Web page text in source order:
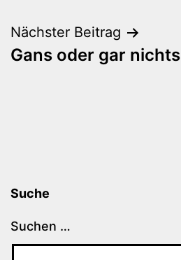
Nächster Beitrag
Gans oder gar nichts
Suche
Suchen …